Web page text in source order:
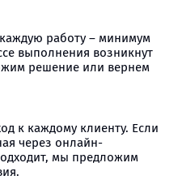
работу – минимум
выполнения возникнут
решение или вернем
к каждому клиенту. Если
через онлайн-
мы предложим